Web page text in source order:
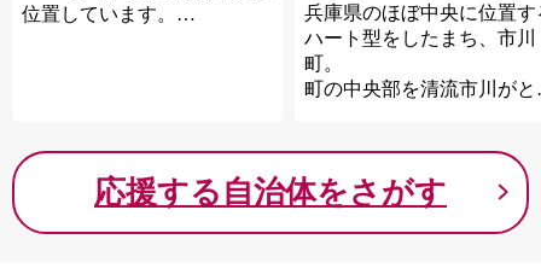
位置しています。
よる開拓事業が行われたこと
から、多くの移住者が押し寄
せ、着の身着のままで土地を
兵庫県のほぼ中央に位置す
ハート型をしたまち、市川
町。
町の中央部を清流市川がと
国産ゴルフアイアンヘッド
造の発祥地として知られ、
鍛冶の技術を受け継いだ職
応援する自治体をさがす